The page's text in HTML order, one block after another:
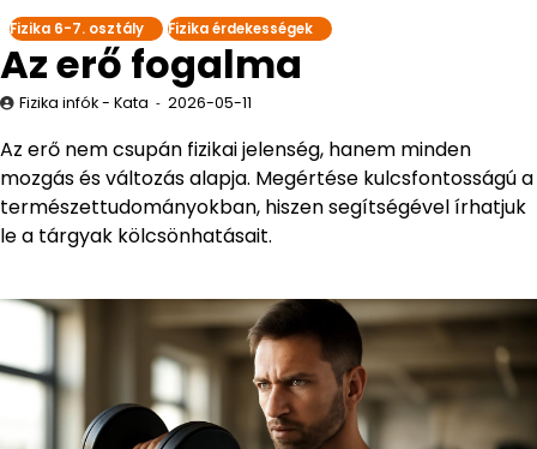
Fizika 6-7. osztály Fizika érdekességek
Az erő fogalma
Fizika infók - Kata 2026-05-11
Az erő nem csupán fizikai jelenség, hanem minden
mozgás és változás alapja. Megértése kulcsfontosságú a
természettudományokban, hiszen segítségével írhatjuk
le a tárgyak kölcsönhatásait.